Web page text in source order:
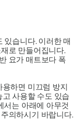
있습니다. 이러한 매
로 만들어집니다.
요가 매트보다 폭
하면 미끄럼 방지
사용할 수도 있습
서는 아래에 아무것
의하시기 바랍니다.